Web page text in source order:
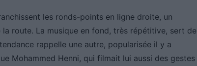
les ronds-points en ligne droite, un
route. La musique en fond, très répétitive, sert de
rappelle une autre, popularisée il y a
Mohammed Henni, qui filmait lui aussi des gestes